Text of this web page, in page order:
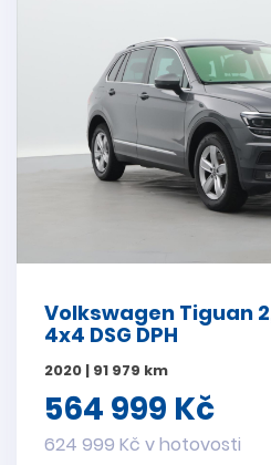
Volkswagen Tiguan
4x4 DSG DPH
2020 | 91 979 km
564 999 Kč
624 999 Kč v hotovosti